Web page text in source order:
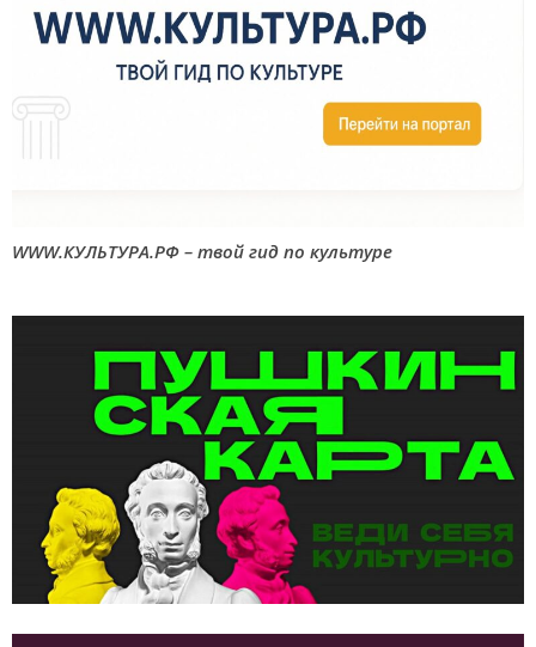
WWW.КУЛЬТУРА.РФ – твой гид по культуре